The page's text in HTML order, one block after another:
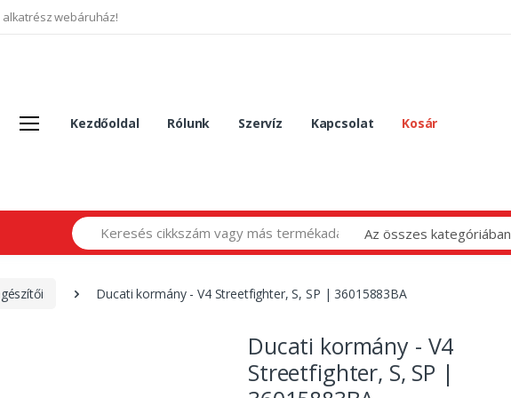
webáruház!
Kezdőoldal Rólunk Szervíz Kapcsolat Kosár
Search
Az összes kategóriában
Ducati kormány - V4 Streetfighter, S, SP | 36015883BA
Ducati kormány - V4
Streetfighter, S, SP |